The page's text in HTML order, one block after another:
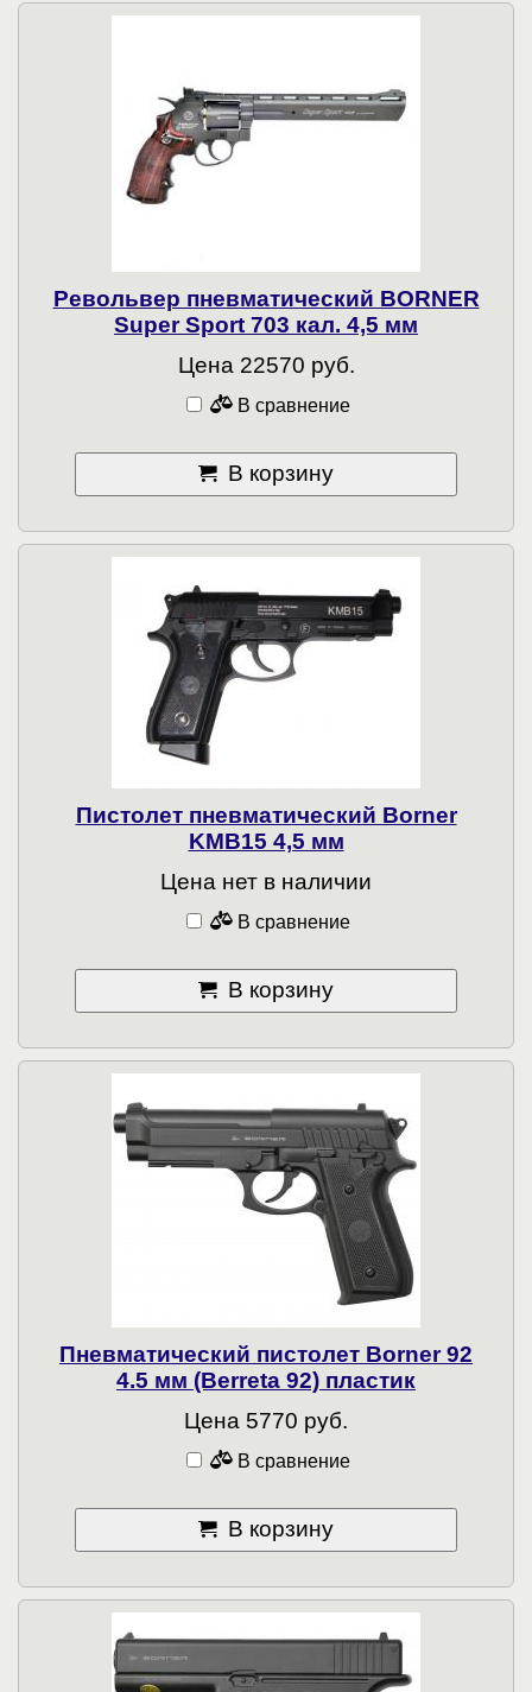
Револьвер пневматический BORNER
Super Sport 703 кал. 4,5 мм
Цена 22570 руб.
В сравнение
В корзину
Пистолет пневматический Borner
KMB15 4,5 мм
Цена нет в наличии
В сравнение
В корзину
Пневматический пистолет Borner 92
4.5 мм (Berreta 92) пластик
Цена 5770 руб.
В сравнение
В корзину